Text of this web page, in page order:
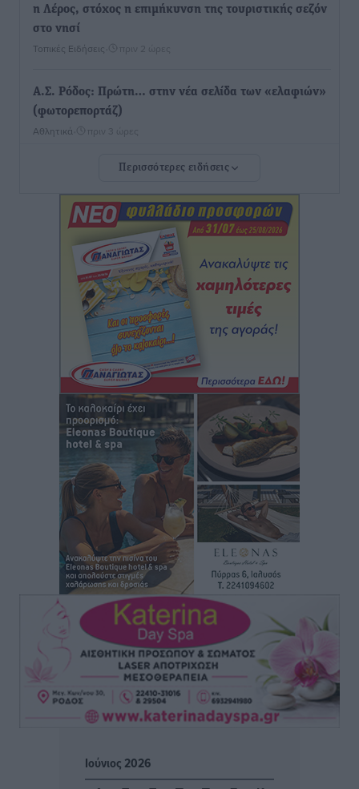
η Λέρος, στόχος η επιμήκυνση της τουριστικής σεζόν
στο νησί
Τοπικές Ειδήσεις πριν 2 ώρες
Α.Σ. Ρόδος: Πρώτη… στην νέα σελίδα των «ελαφιών»
(φωτορεπορτάζ)
Αθλητικά πριν 3 ώρες
Στίβος: Οι βαθμολογίες των συλλόγων της
Δωδεκανήσου
Αθλητικά• πριν 3 ώρες
Νέες ταυτότητες: Ποιοι πρέπει να τις αλλάξουν άμεσα
και ποιοι όχι
πριν 3 ώρες
Στον Ιπποκράτη η Μαρία Βλάχου
πριν 3 ώρες
Οικονομική ενίσχυση για συντήρηση στο κλειστό της
Καρπάθου
Αθλητικά• πριν 3 ώρες
Στάθης Αντωνάς: Ένα βήμα πριν από επαγγελματικό
συμβόλαιο πυγμαχίας με MTGP και BXGP για Ευρώπη
και Αυστραλία
πριν 3 ώρες
ΚΑΕ Κολοσσός: Τα… ευρωπαϊκά εισιτήρια διαρκείας
Αθλητικά πριν 3 ώρες
Ιπποκράτης: Ανανέωσε η Νίκη Καρτσαμάρη
πριν 3 ώρες
Η Μανίσα πήρε Buie και Davis
Γ.Σ. Ηπιόνη: «Προπονητική ομάδα με εμπειρία,
Περισσότερες ειδήσεις
Ιούνιος 2026